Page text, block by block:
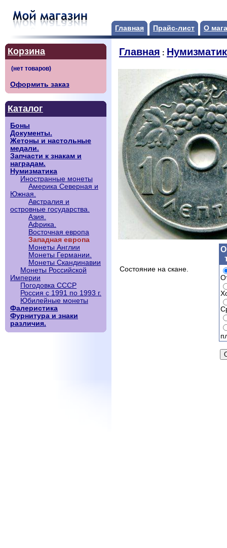
Главная Прайс-лист О
Корзина
Оформить заказ
Каталог
Боны
Документы.
Жетоны и настольные
медали.
Запчасти к знакам и
наградам.
Нумизматика
Иностранные монеты
Америка Северная и
Южная.
Австралия и
островные государства.
Азия.
Африка.
Восточная европа
Западная европа
Монеты Англии
Монеты Германии.
Монеты Скандинавии
Монеты Российской
Империи
Погодовка СССР
Россия с 1991 по 1993 г.
Юбилейные монеты
Фалеристика
Фурнитура и знаки
различия.
Главная :
Состояние на скане.